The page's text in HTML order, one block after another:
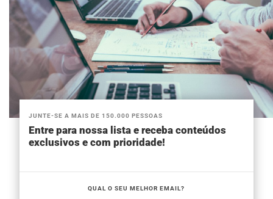
JUNTE-SE A MAIS DE 150.000 PESSOAS
Entre para nossa lista e receba conteúdos
exclusivos e com prioridade!
QUAL O SEU MELHOR EMAIL?